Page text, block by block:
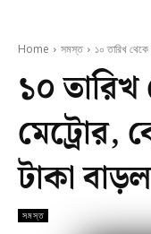
Home সমস্ত ১০ তারিখ
১০ তারিখ
মেট্রোর,
টাকা
সমস্ত